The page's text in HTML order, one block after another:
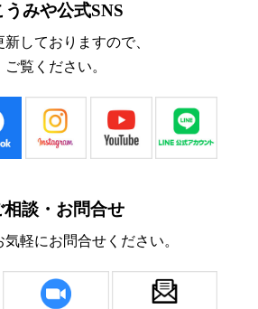
うみや公式SNS
新しておりますので、
ご覧ください。
相談・お問合せ
軽にお問合せください。